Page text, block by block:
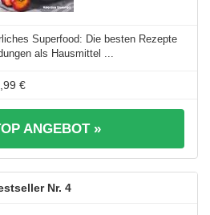
Superfood: Die besten Rezepte
als Hausmittel ...
€
ANGEBOT »
4